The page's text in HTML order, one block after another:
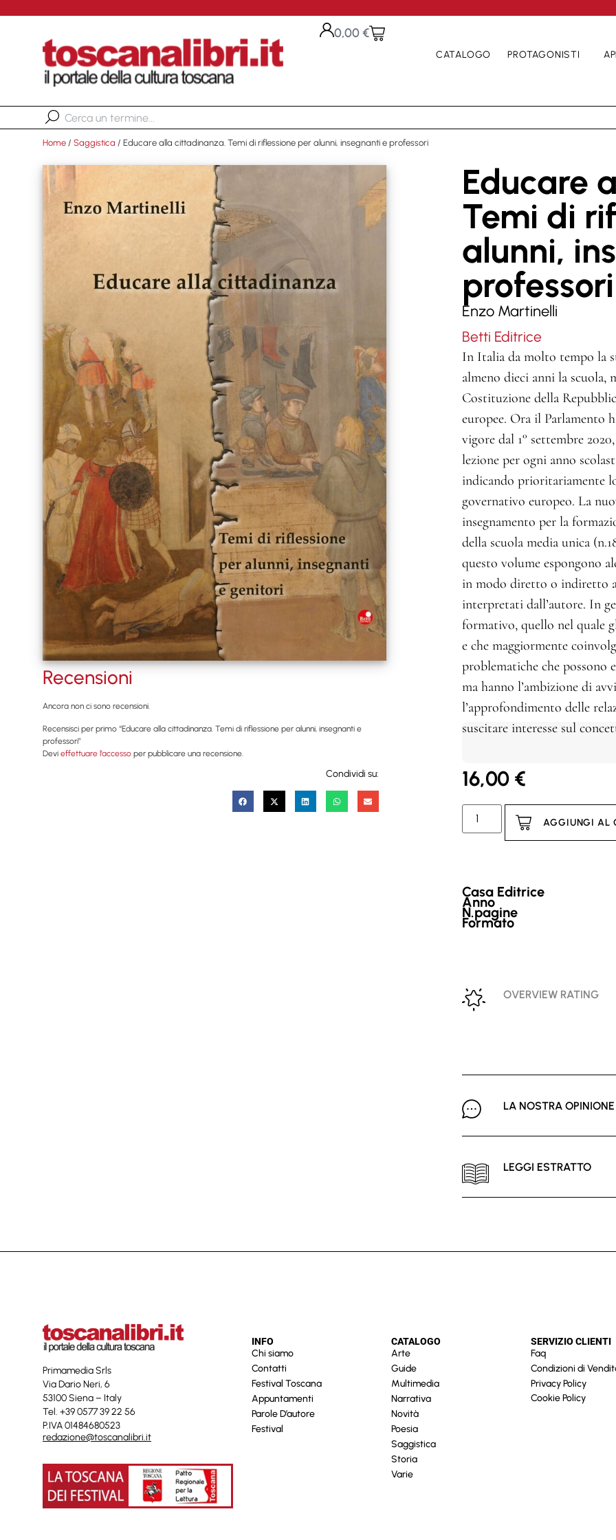
0,00€
CATALOGO PROTAGONISTI
Home / Saggistica / Educare alla cittadinanza. Temi di riflessione per alunni, insegnanti e professori
Recensioni
Ancora non ci sono recensioni.
Recensisci per primo “Educare alla cittadinanza. Temi di riflessione per alunni, insegnanti e
professori”
Devi effettuare l’accesso per pubblicare una recensione.
Condividi su:
Educare
Temi di
alunni,
professori
Enzo Martinelli
Betti Editrice
In Italia da molto tempo la
almeno dieci anni la scuola,
Costituzione della
europee. Ora il Parlamento
vigore dal 1° settembre
lezione per ogni anno
indicando prioritariamente
governativo europeo. La
insegnamento per la
della scuola media unica
questo volume espongono
in modo diretto o indiretto
interpretati dall’autore. In
formativo, quello nel quale
e che maggiormente
problematiche che possono
ma hanno l’ambizione di
l’approfondimento delle
suscitare interesse sul
16,00 €
AGGIUNGI AL
Casa Editrice
Anno
N.pagine
Formato
OVERVIEW RATING
LA NOSTRA OPINIONE
LEGGI ESTRATTO
Primamedia Srls
Via Dario Neri, 6
53100 Siena – Italy
Tel. +39 0577 39 22 56
P.IVA 01484680523
redazione@toscanalibri.it
INFO
Chi siamo
Contatti
Festival Toscana
Appuntamenti
Parole D’autore
Festival
CATALOGO
Arte
Guide
Multimedia
Narrativa
Novità
Poesia
Saggistica
Storia
Varie
SERVIZIO CLIENTI
Faq
Condizioni di
Privacy Policy
Cookie Policy